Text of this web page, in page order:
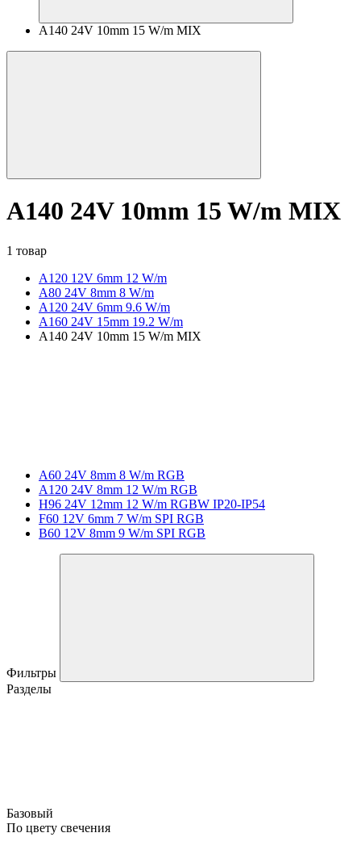
A140 24V 10mm 15 W/m MIX
A140 24V 10mm 15 W/m MIX
1 товар
A120 12V 6mm 12 W/m
А80 24V 8mm 8 W/m
A120 24V 6mm 9.6 W/m
A160 24V 15mm 19.2 W/m
A140 24V 10mm 15 W/m MIX
A60 24V 8mm 8 W/m RGB
A120 24V 8mm 12 W/m RGB
H96 24V 12mm 12 W/m RGBW IP20-IP54
F60 12V 6mm 7 W/m SPI RGB
B60 12V 8mm 9 W/m SPI RGB
Фильтры
Разделы
Базовый
По цвету свечения